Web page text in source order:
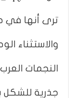
ترى أنها في
والاستثناء
النجمات
جذرية للشكل